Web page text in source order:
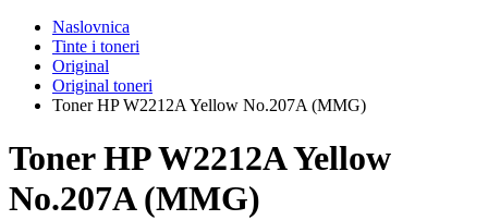
Naslovnica
Tinte i toneri
Original
Original toneri
Toner HP W2212A Yellow No.207A (MMG)
Toner HP W2212A Yellow
No.207A (MMG)